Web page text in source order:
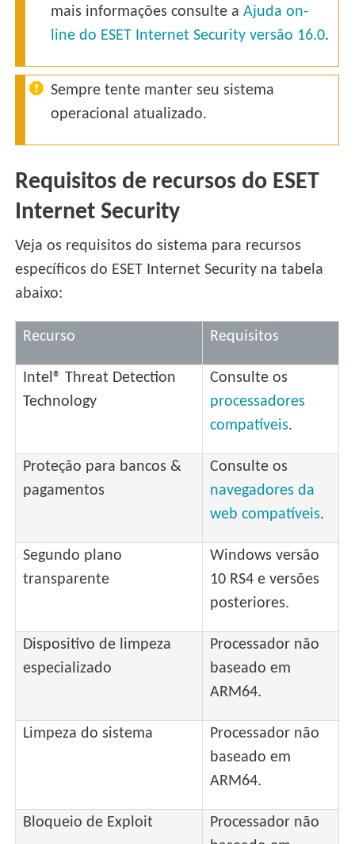
mais informações consulte aAjuda on-
line do ESET Internet Security versão 16.0.
Sempre tente manter seu sistema
operacional atualizado.
Requisitos de recursos do ESET
Internet Security
Veja os requisitos do sistema para recursos
específicos do ESET Internet Security na tabela
abaixo:
Recurso Requisitos
Intel® Threat Detection
Technology
Consulte os
processadores
compatíveis.
Proteção para bancos &
pagamentos
Consulte os
navegadores da
web compatíveis.
Segundo plano
transparente
Windows versão
10 RS4 e versões
posteriores.
Dispositivo de limpeza
especializado
Processador não
baseado em
ARM64.
Limpeza do sistema
Processador não
baseado em
ARM64.
Bloqueio de Exploit
Processador não